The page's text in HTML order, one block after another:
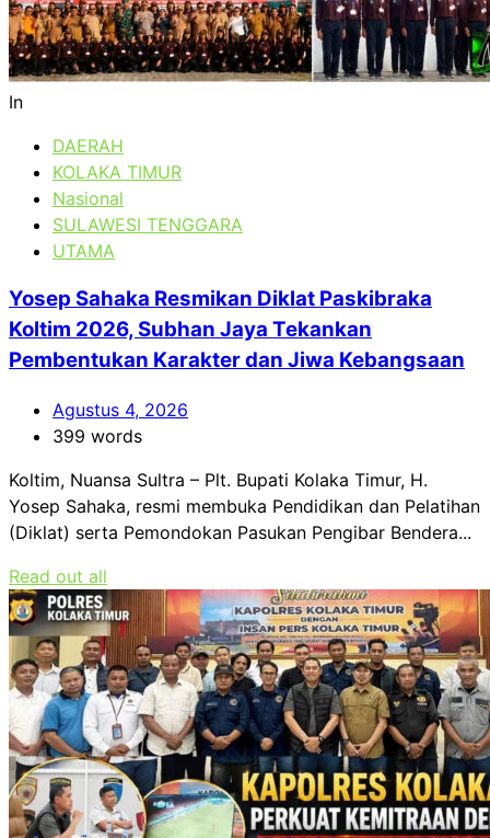
In
DAERAH
KOLAKA TIMUR
Nasional
SULAWESI TENGGARA
UTAMA
Yosep Sahaka Resmikan Diklat Paskibraka
Koltim 2026, Subhan Jaya Tekankan
Pembentukan Karakter dan Jiwa Kebangsaan
Agustus 4, 2026
399 words
Koltim, Nuansa Sultra – Plt. Bupati Kolaka Timur, H.
Yosep Sahaka, resmi membuka Pendidikan dan Pelatihan
(Diklat) serta Pemondokan Pasukan Pengibar Bendera...
Read out all